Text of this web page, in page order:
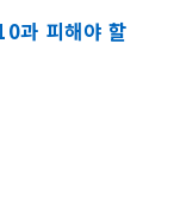
과 피해야 할